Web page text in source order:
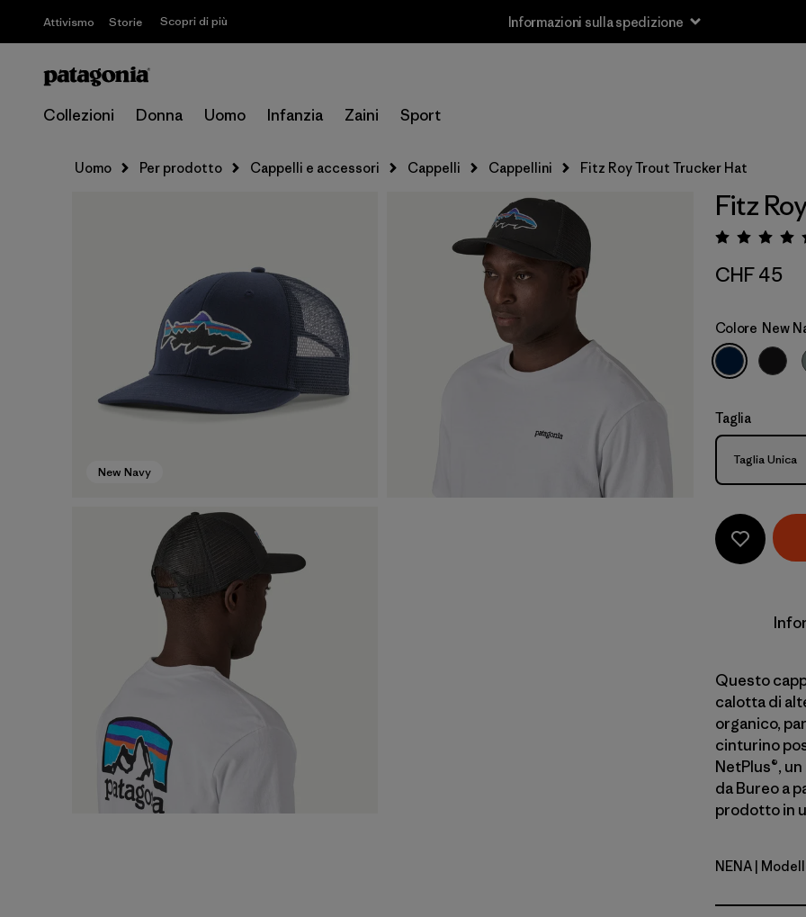
Attivismo Storie Scopri di più Informazioni sulla spedizione
Collezioni Donna Uomo Infanzia Zaini Sport
Uomo Per prodotto Cappelli e accessori Cappelli Cappellini Fitz Roy Trout Trucker Hat
New Navy
Fitz
CHF 45
Colore New
Taglia
Taglia
Taglia Unica
Questo
calotta di
organico,
cinturino
NetPlus®,
da Bureo a
prodotto in
New Navy
NENA |